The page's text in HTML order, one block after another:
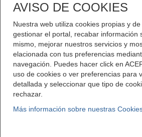
JARDIN ASPERSOR
AVISO DE COOKIES
Nuestra web utiliza cookies propias y
gestionar el portal, recabar información
mismo, mejorar nuestros servicios y
elacionada con tus preferencias
navegación. Puedes hacer click en
uso de cookies o ver preferencias para
detallada y seleccionar que tipo de
rechazar.
Más información sobre nuestras